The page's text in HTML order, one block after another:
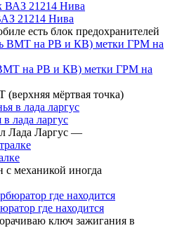
21214 Нива
есть блок предохранителей
ВМТ на РВ и КВ) метки ГРМ на
мёртвая точка)
лада ларгус
Лада Ларгус —
механикой иногда
где находится
ключ зажигания в